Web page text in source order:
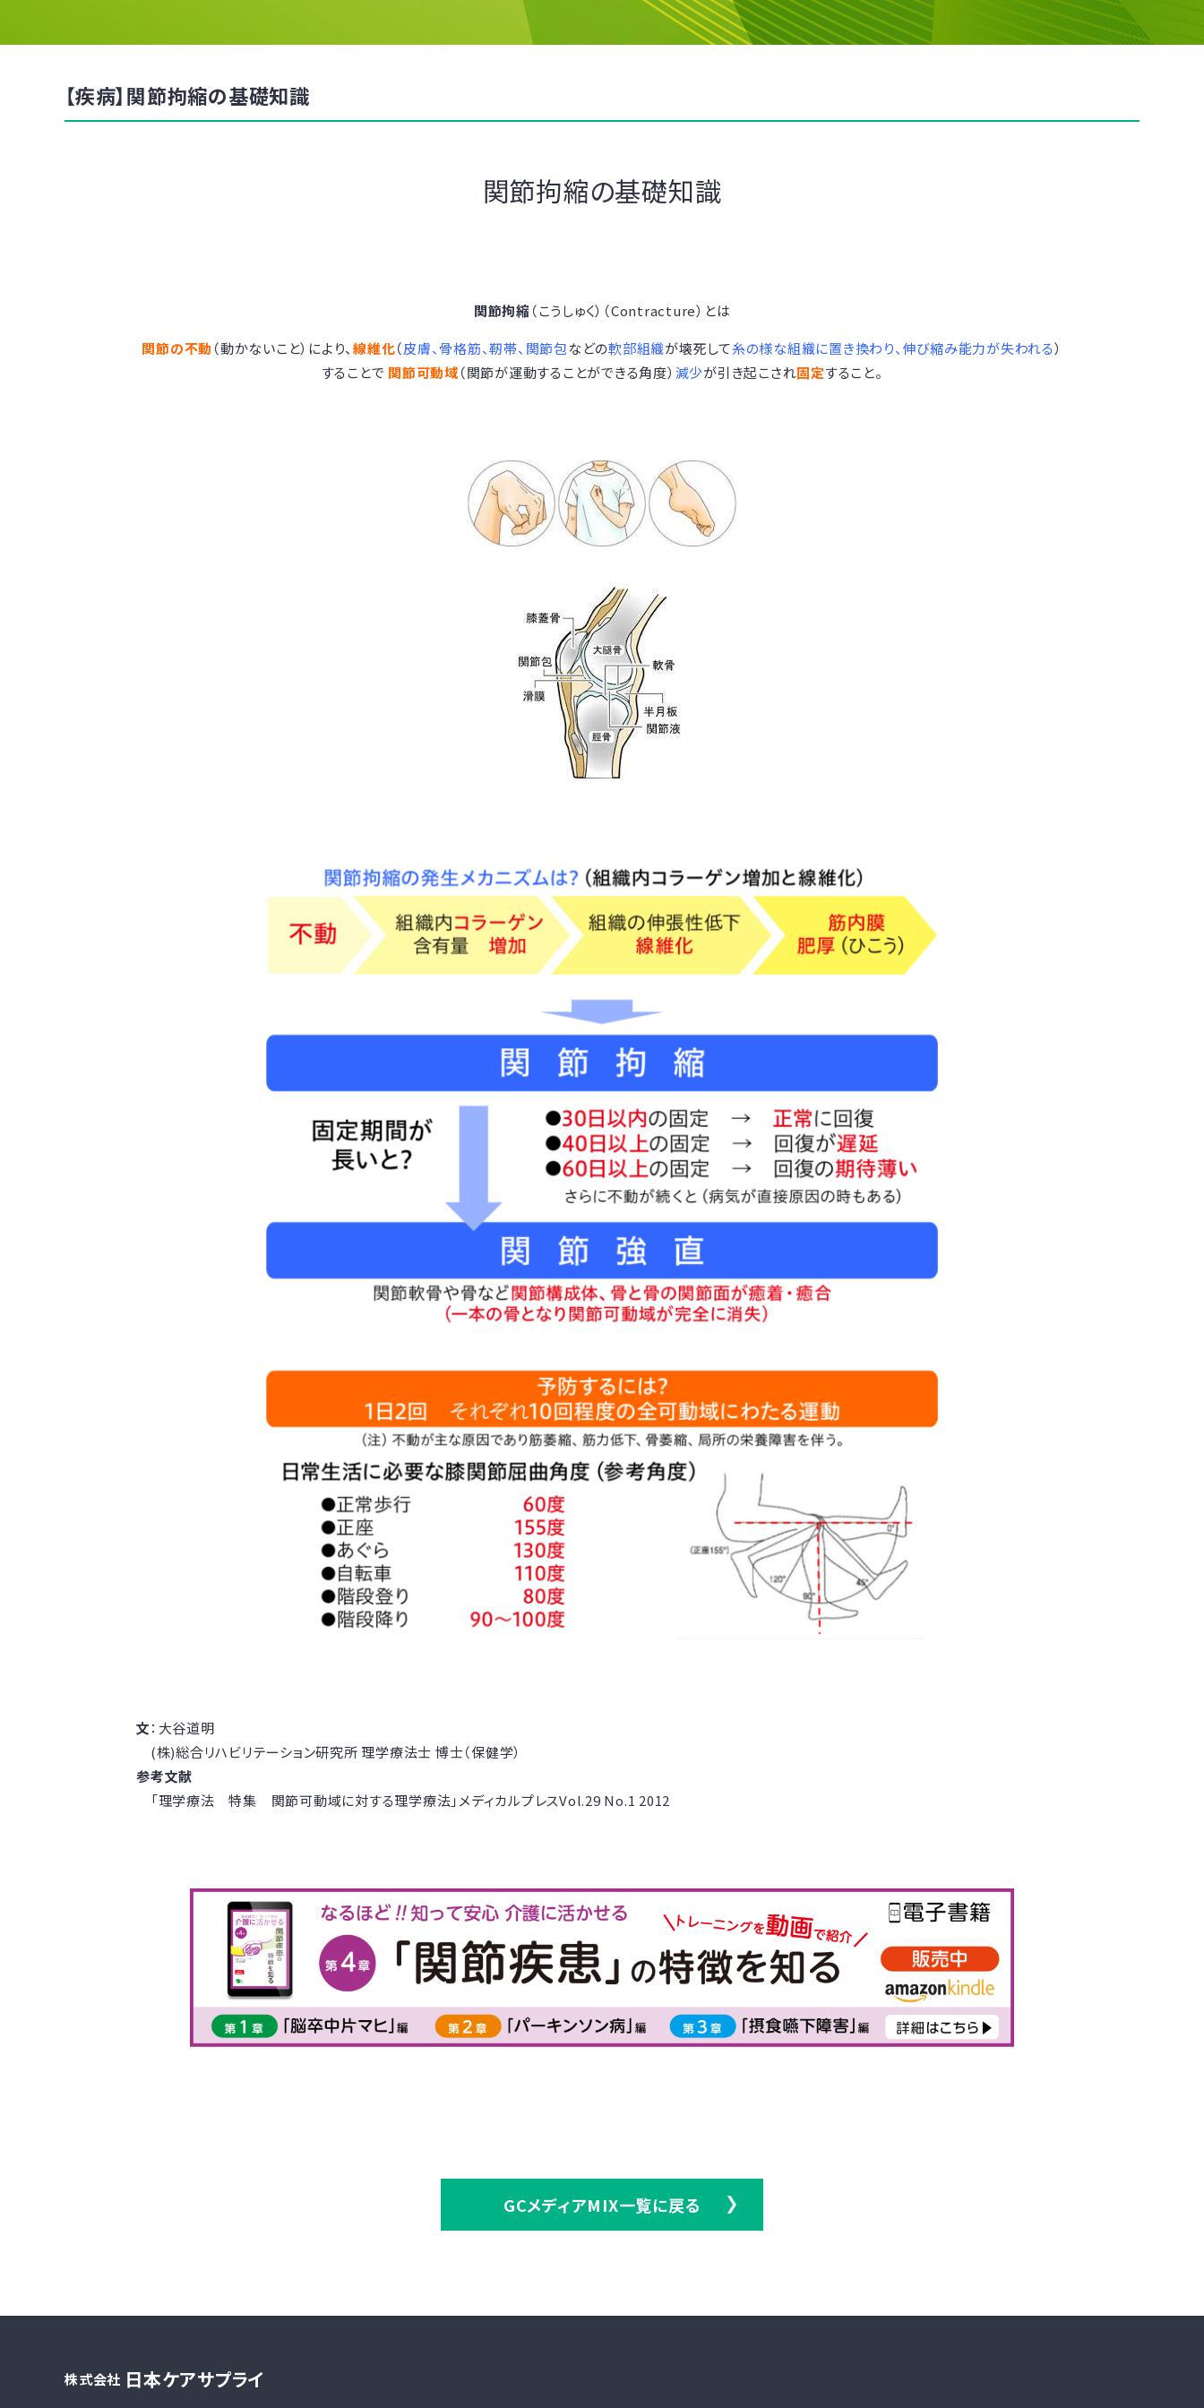
【疾病】関節拘縮の基礎知識
関節拘縮の基礎知識
関節拘縮 （こうしゅく）（Contracture）とは
関節の不動 （動かないこと）により、線維化（皮膚、骨格筋、靭帯、関節包などの軟部組織が壊死して糸の様な組織に置き換わり、伸び縮み能力が失われる）
することで 関節可動域（関節が運動することができる角度） 減少が引き起こされ固定すること。
文：大谷道明
(株)総合リハビリテーション研究所 理学療法士 博士（保健学）
参考文献
「理学療法 特集 関節可動域に対する理学療法」メディカルプレスVol.29 No.1 2012
GCメディアMIX一覧に戻る
株式会社 日本ケアサプライ